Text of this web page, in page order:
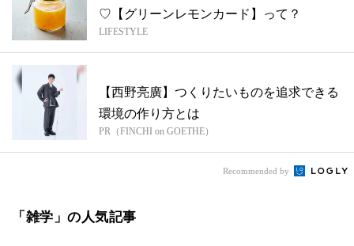
♡【グリーンレモンカード】って？
LIFESTYLE
【西野亮廣】つくりたいものを追求できる
環境の作り方とは
PR（FINCHI on GOETHE）
Recommended by
「雑学」の人気記事